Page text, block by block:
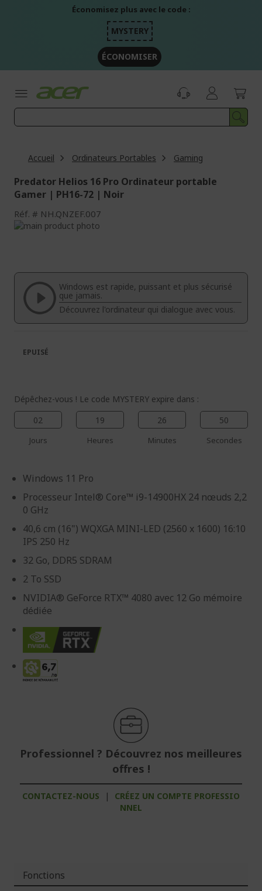
Économisez plus avec le code :
MYSTERY
ÉCONOMISER
Accueil Ordinateurs Portables Gaming
Predator Helios 16 Pro Ordinateur portable
Gamer | PH16-72 | Noir
Réf. NH.QNZEF.007
Passer
de
galerie
d’images
de
Galerie
d’images
Windows est rapide, puissant et plus sécurisé
que jamais.
Découvrez l'ordinateur qui dialogue avec vous.
Dépêchez-vous ! Le code MYSTERY expire dans :
02
Jours
19
Heures
26
Minutes
49
Secondes
Windows 11 Pro
Processeur Intel® Core™ i9-14900HX 24 nœuds 2,2
0 GHz
40,6 cm (16") WQXGA MINI-LED (2560 x 1600) 16:10
IPS 250 Hz
32 Go, DDR5 SDRAM
2 To SSD
NVIDIA® GeForce RTX™ 4080 avec 12 Go mémoire
dédiée
Professionnel ? Découvrez nos meilleures
offres !
CONTACTEZ-NOUS |
CRÉEZ UN COMPTE PROFESSIO
NNEL
EPUISÉ
Fonctions